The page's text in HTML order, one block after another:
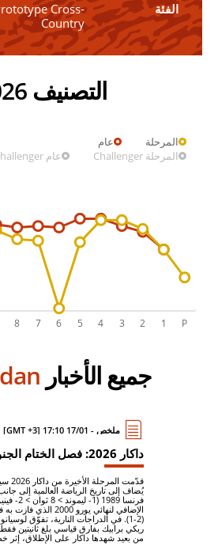
الفئة
Cross-
Country
التصنيف 2026
المرحلة
عام
المرحلة Challenger
عام Challenger
جميع الأخبار
ملخص - 17/01 17:10 [GMT +3]
داكار 2026: فصل الختام الجنوني في ينبع
قدّمت
يُضاف إلى تاريخ الرياضة العالمية إلى
فرنسا 1989
الإضافي لنهائي يورو
(2-1). في الدراجات النارية، تفوّق
ريكي برابيك بفارق قياسي بلغ ثانيتين
من بعيد شهدها داكار على الإطلاق، إثر